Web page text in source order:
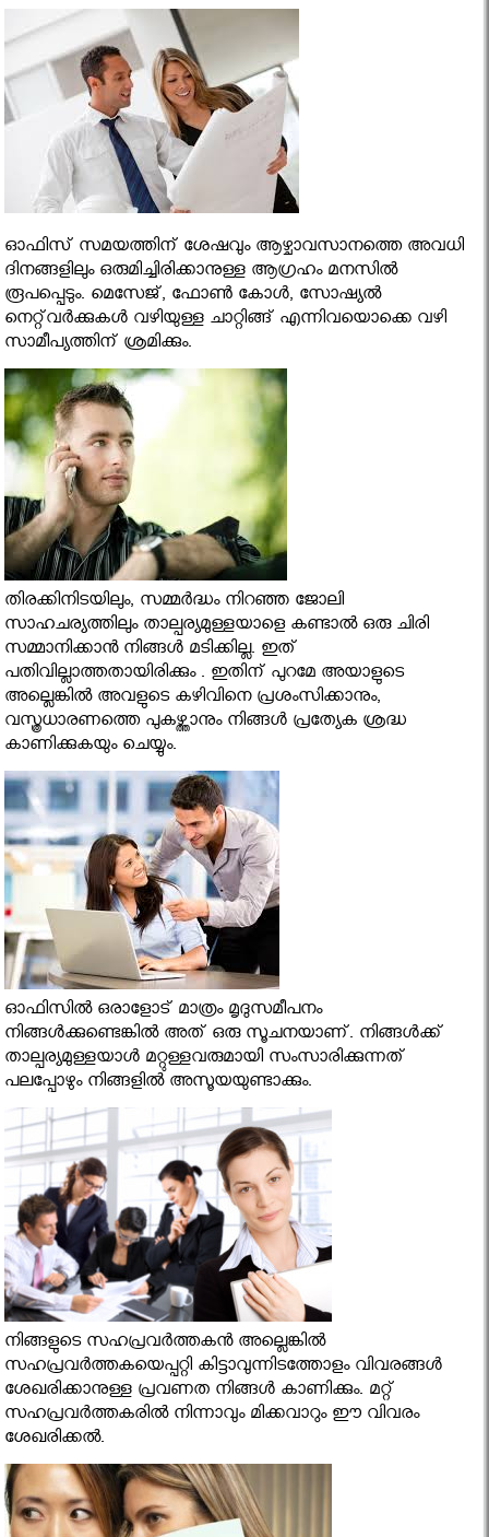
ഓഫിസ് സമയത്തിന് ശേഷവും ആഴ്ചാവസാനത്തെ അവധി
ദിനങ്ങളിലും ഒരുമിച്ചിരിക്കാനുള്ള ആഗ്രഹം മനസില്‍
രൂപപ്പെടും. മെസേജ്, ഫോണ്‍ കോള്‍, സോഷ്യല്‍
നെറ്റ്‍വര്‍ക്കുകള്‍ വഴിയുള്ള ചാറ്റിങ്ങ് എന്നിവയൊക്കെ വഴി
സാമീപ്യത്തിന് ശ്രമിക്കും.
തിരക്കിനിടയിലും, സമ്മര്‍ദ്ധം നിറഞ്ഞ ജോലി
സാഹചര്യത്തിലും താല്പര്യമുള്ളയാളെ കണ്ടാല്‍ ഒരു ചിരി
സമ്മാനിക്കാന്‍ നിങ്ങള്‍ മടിക്കില്ല. ഇത്
പതിവില്ലാത്തതായിരിക്കും . ഇതിന് പുറമേ അയാളുടെ
അല്ലെങ്കില്‍ അവളുടെ കഴിവിനെ പ്രശംസിക്കാനും,
വസ്ത്രധാരണത്തെ പുകഴ്ത്താനും നിങ്ങള്‍ പ്രത്യേക ശ്രദ്ധ
കാണിക്കുകയും ചെയ്യും.
ഓഫിസില്‍ ഒരാളോട് മാത്രം മൃദുസമീപനം
നിങ്ങള്‍ക്കുണ്ടെങ്കില്‍ അത് ഒരു സൂചനയാണ്. നിങ്ങള്‍ക്ക്
താല്പര്യമുള്ളയാള്‍ മറ്റുള്ളവരുമായി സംസാരിക്കുന്നത്
പലപ്പോഴും നിങ്ങളില്‍ അസൂയയുണ്ടാക്കും.
നിങ്ങളുടെ സഹപ്രവര്‍ത്തകന്‍ അല്ലെങ്കില്‍
സഹപ്രവര്‍ത്തകയെപ്പറ്റി കിട്ടാവുന്നിടത്തോളം വിവരങ്ങള്‍
ശേഖരിക്കാനുള്ള പ്രവണത നിങ്ങള്‍ കാണിക്കും. മറ്റ്
സഹപ്രവര്‍ത്തകരില്‍ നിന്നാവും മിക്കവാറും ഈ വിവരം
ശേഖരിക്കല്‍.